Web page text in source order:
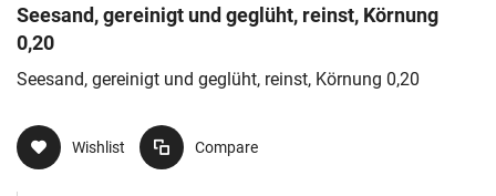
Seesand, gereinigt und geglüht, reinst, Körnung
0,20
Seesand, gereinigt und geglüht, reinst, Körnung 0,20
Wishlist Compare